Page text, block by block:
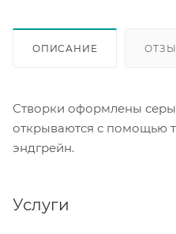
ОПИСАНИЕ
Створки оформлены
открываются с помощью
эндгрейн.
Услуги